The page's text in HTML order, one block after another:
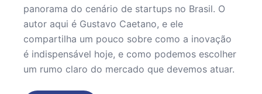
panorama do cenário de startups no Brasil. O
autor aqui é Gustavo Caetano, e ele
compartilha um pouco sobre como a inovação
é indispensável hoje, e como podemos escolher
um rumo claro do mercado que devemos atuar.